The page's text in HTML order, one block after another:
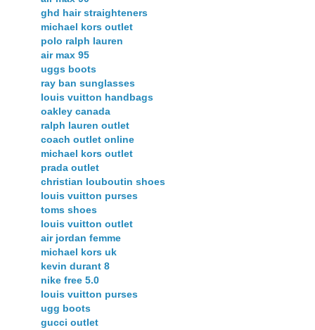
ghd hair straighteners
michael kors outlet
polo ralph lauren
air max 95
uggs boots
ray ban sunglasses
louis vuitton handbags
oakley canada
ralph lauren outlet
coach outlet online
michael kors outlet
prada outlet
christian louboutin shoes
louis vuitton purses
toms shoes
louis vuitton outlet
air jordan femme
michael kors uk
kevin durant 8
nike free 5.0
louis vuitton purses
ugg boots
gucci outlet